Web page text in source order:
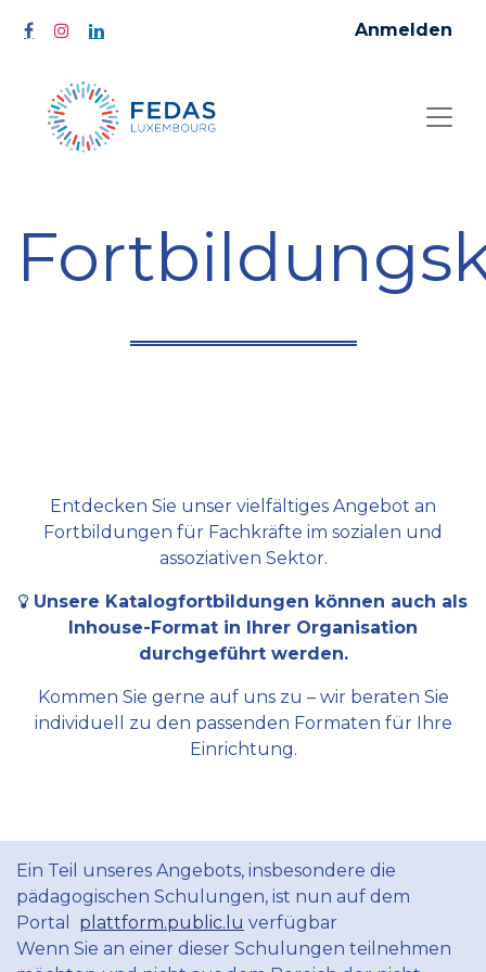
Anmelden
Entdecken Sie unser vielfältiges Angebot an
Fortbildungen für Fachkräfte im sozialen und
assoziativen Sektor.
Unsere Katalogfortbildungen können auch als
Inhouse-Format in Ihrer Organisation
durchgeführt werden.
Kommen Sie gerne auf uns zu – wir beraten Sie
individuell zu den passenden Formaten für Ihre
Einrichtung.
Ein Teil unseres Angebots, insbesondere die
pädagogischen Schulungen, ist nun auf dem
Portal plattform.public.lu verfügbar
Wenn Sie an einer dieser Schulungen teilnehmen